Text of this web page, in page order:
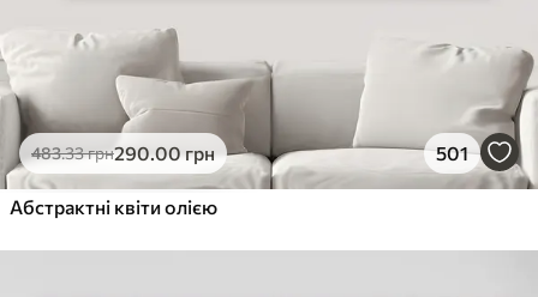
483.33грн290.00грн 501
Абстрактні квіти олією